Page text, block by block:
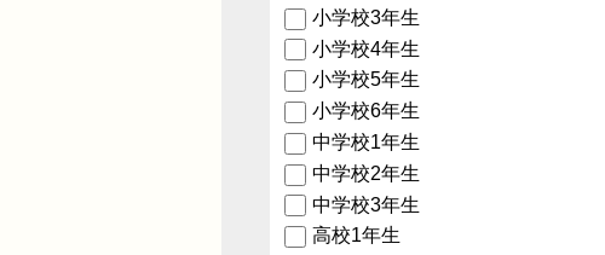
小学校3年生
小学校4年生
小学校5年生
小学校6年生
中学校1年生
中学校2年生
中学校3年生
高校1年生